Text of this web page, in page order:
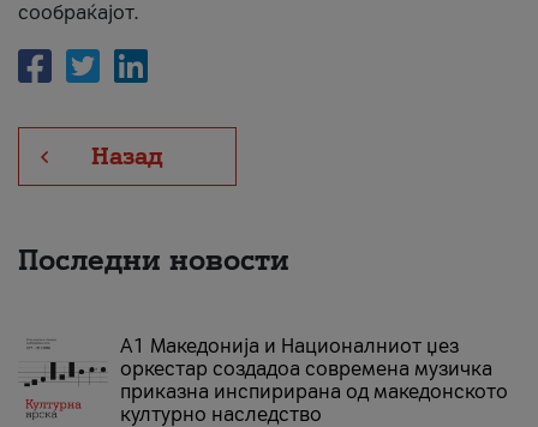
сообраќајот.
Назад
Последни новости
А1 Македонија и Националниот џез
оркестар создадоа современа музичка
приказна инспирирана од македонското
културно наследство